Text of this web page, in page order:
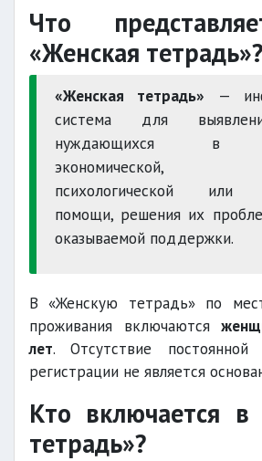
Что
«Женская тетрадь»?
«Женская тетрадь» —
система для
нуждающихся в
экономической,
психологической или
помощи, решения их
оказываемой поддержки.
В «Женскую тетрадь» по
проживания включаются
лет. Отсутствие
регистрации не является
Кто включается
тетрадь»?